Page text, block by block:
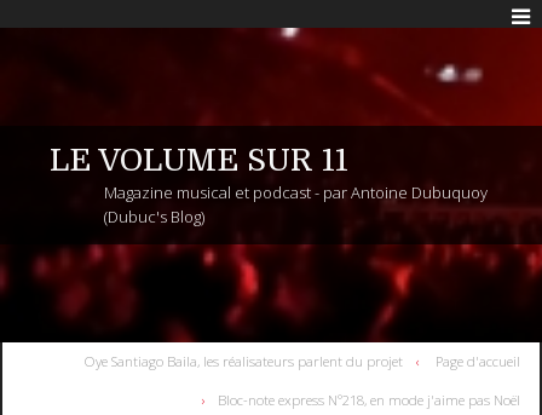
LE VOLUME SUR 11
Magazine musical et podcast - par Antoine Dubuquoy
(Dubuc's Blog)
Oye Santiago Baila, les réalisateurs parlent du projet Page d'accueil
Bloc-note express N°218, en mode j'aime pas Noël